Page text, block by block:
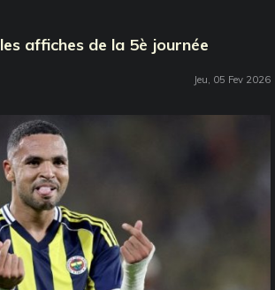
affiches de la 5è journée
Jeu, 05 Fev 2026